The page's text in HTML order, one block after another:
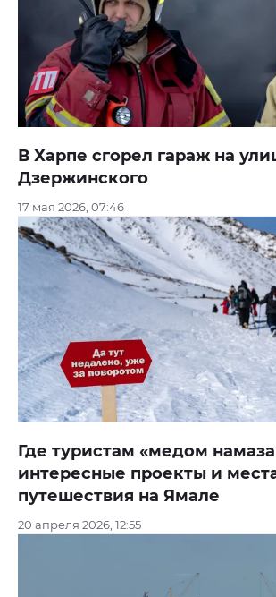
В Харпе сгорел гараж на
Дзержинского
17 мая 2026, 07:46
Где туристам «медом
интересные проекты и
путешествия на Ямале
20 апреля 2026, 12:55